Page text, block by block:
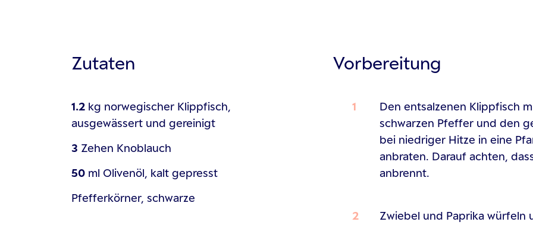
Zutaten
1.2 kg norwegischer Klippfisch,
ausgewässert und gereinigt
3 Zehen Knoblauch
50 ml Olivenöl, kalt gepresst
Pfefferkörner, schwarze
Vorbereitung
Den entsalzenen Klippfisch
schwarzen Pfeffer und den
bei niedriger Hitze in eine
anbraten. Darauf achten,
anbrennt.
Zwiebel und Paprika würfeln